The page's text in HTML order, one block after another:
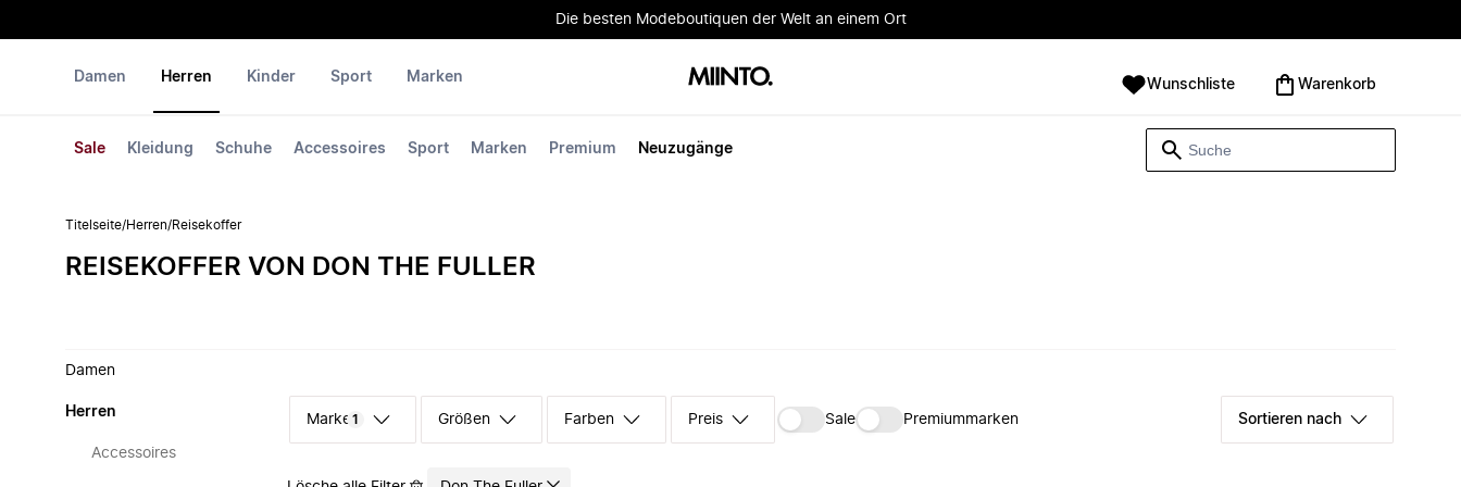
Die besten Modeboutiquen der Welt an einem Ort
Damen Herren
Sale Kleidung Schuhe Accessoires Sport Marken Premium Neuzugänge
Kinder Sport Marken Wunschliste Warenkorb
Titelseite/Herren/Reisekoffer
REISEKOFFER VON DON THE FULLER
Damen
Herren
Accessoires
Marke 1 Größen Farben Preis Sale Premiummarken Sortieren nach